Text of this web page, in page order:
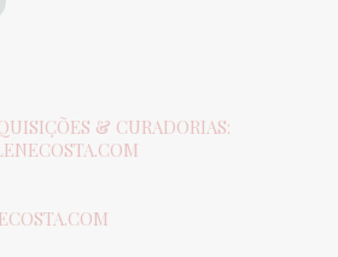
& CURADORIAS: